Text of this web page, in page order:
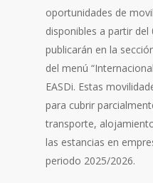
oportunidades de
disponibles a partir del
publicarán en la
del menú
EASDi. Estas
para cubrir
transporte,
las estancias en
periodo 2025/2026.